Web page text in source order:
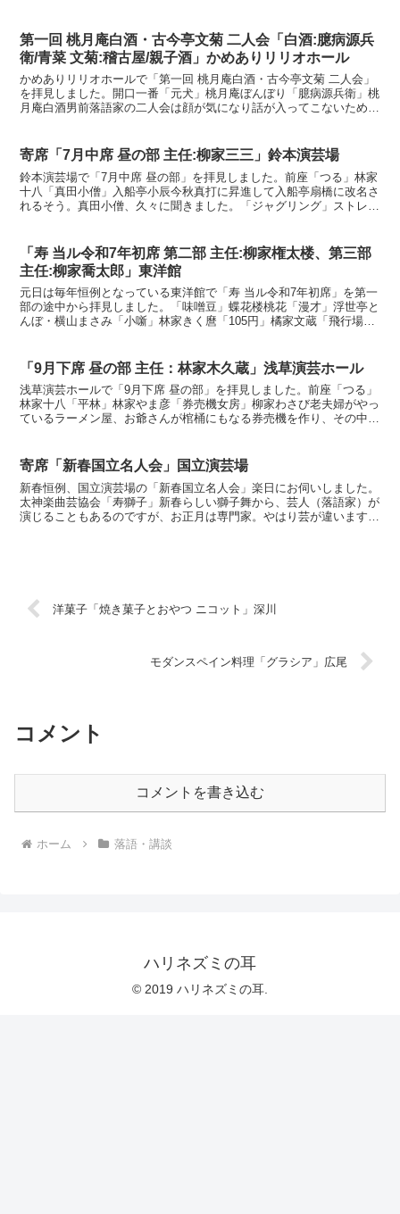
第一回 桃月庵白酒・古今亭文菊 二人会「白酒:臆病源兵
衛/青菜 文菊:稽古屋/親子酒」かめありリリオホール
かめありリリオホールで「第一回 桃月庵白酒・古今亭文菊 二人会」
を拝見しました。開口一番「元犬」桃月庵ぼんぼり「臆病源兵衛」桃
月庵白酒男前落語家の二人会は顔が気になり話が入ってこないため盛
寄席「7月中席 昼の部 主任:柳家三三」鈴本演芸場
鈴本演芸場で「7月中席 昼の部」を拝見しました。前座「つる」林家
十八「真田小僧」入船亭小辰今秋真打に昇進して入船亭扇橋に改名さ
れるそう。真田小僧、久々に聞きました。「ジャグリング」ストレー
「寿 当ル令和7年初席 第二部 主任:柳家権太楼、第三部
主任:柳家喬太郎」東洋館
元日は毎年恒例となっている東洋館で「寿 当ル令和7年初席」を第一
部の途中から拝見しました。「味噌豆」蝶花楼桃花「漫才」浮世亭と
んぼ・横山まさみ「小噺」林家きく麿「105円」橘家文蔵「飛行場に
「9月下席 昼の部 主任：林家木久蔵」浅草演芸ホール
浅草演芸ホールで「9月下席 昼の部」を拝見しました。前座「つる」
林家十八「平林」林家やま彦「券売機女房」柳家わさび老夫婦がやっ
ているラーメン屋、お爺さんが棺桶にもなる券売機を作り、その中に
寄席「新春国立名人会」国立演芸場
新春恒例、国立演芸場の「新春国立名人会」楽日にお伺いしました。
太神楽曲芸協会「寿獅子」新春らしい獅子舞から、芸人（落語家）が
演じることもあるのですが、お正月は専門家。やはり芸が違います。
洋菓子「焼き菓子とおやつ ニコット」深川
モダンスペイン料理「グラシア」広尾
コメント
コメントを書き込む
ホーム 落語・講談
ハリネズミの耳
© 2019 ハリネズミの耳.